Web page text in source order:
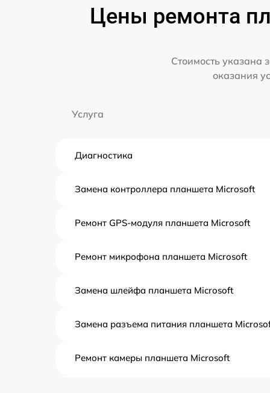
Цены ремонта
Стоимость указана
оказания
Услуга
Диагностика
Замена контроллера планшета Microsoft
Ремонт GPS-модуля планшета Microsoft
Ремонт микрофона планшета Microsoft
Замена шлейфа планшета Microsoft
Замена разъема питания планшета
Ремонт камеры планшета Microsoft